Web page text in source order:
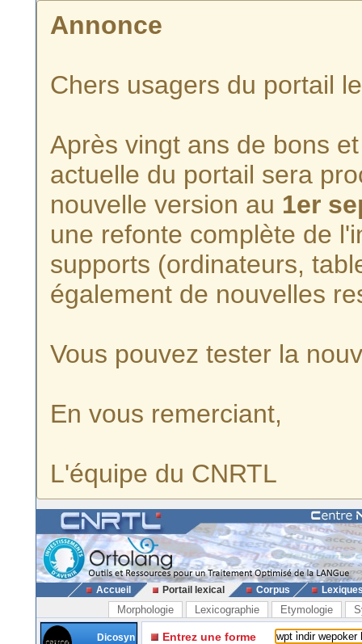
Annonce
Chers usagers du portail
Après vingt ans de bons
actuelle du portail sera
nouvelle version au 1er
une refonte complète de
supports (ordinateurs,
également de nouvelles
Vous pouvez tester la
En vous remerciant,
L'équipe du CNRTL
Accueil Portail lexical Corpus
Morphologie Lexicographie Etymologie
Dicosyn
Entrez une forme